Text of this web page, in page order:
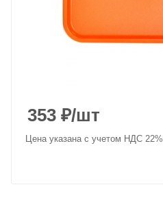
353 ₽/шт
Цена указана с учетом НДС 22%